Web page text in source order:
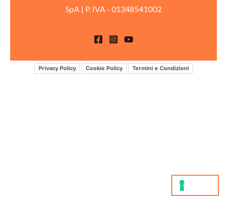
SpA | P. IVA - 01348541002
Privacy Policy Cookie Policy Termini e Condizioni